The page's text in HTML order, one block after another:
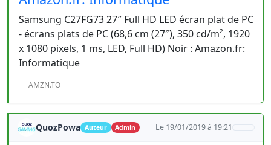
Samsung C27FG73 27″ Full HD LED écran plat de PC
- écrans plats de PC (68,6 cm (27″), 350 cd/m², 1920
x 1080 pixels, 1 ms, LED, Full HD) Noir : Amazon.fr:
Informatique
AMZN.TO
QuozPowa Auteur Admin Le 19/01/2019 à 19:21